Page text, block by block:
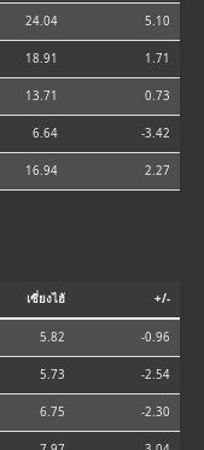
24.04 5.10
18.91 1.71
13.71 0.73
6.64 -3.42
16.94 2.27
เซี่ยงไฮ้ +/-
5.82 -0.96
5.73 -2.54
6.75 -2.30